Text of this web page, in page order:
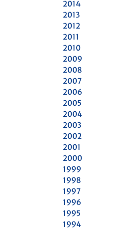
2014
2013
2012
2011
2010
2009
2008
2007
2006
2005
2004
2003
2002
2001
2000
1999
1998
1997
1996
1995
1994